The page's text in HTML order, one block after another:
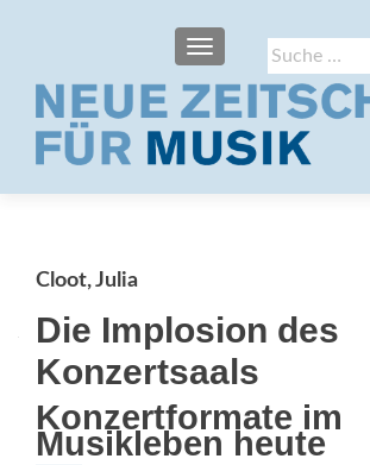
Suche
nach:
SCHALTE NAVIGATION
Cloot, Julia
Die Implosion des
Konzertsaals
Konzertformate im
Musikleben heute